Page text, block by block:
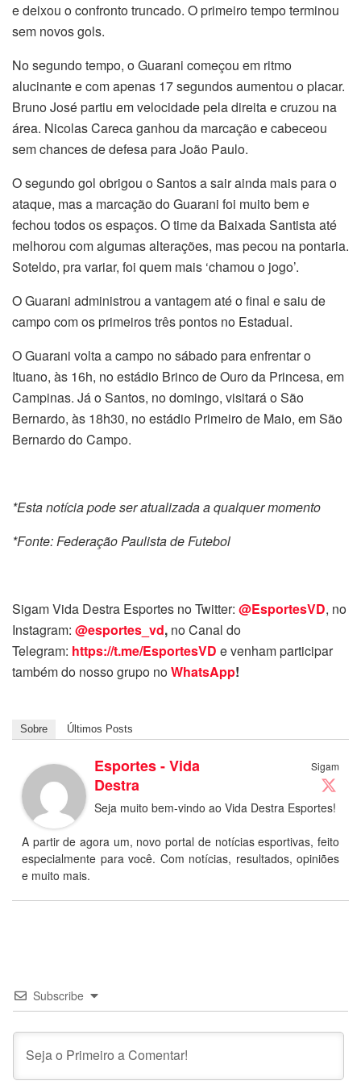
e deixou o confronto truncado. O primeiro tempo terminou
sem novos gols.
No segundo tempo, o Guarani começou em ritmo
alucinante e com apenas 17 segundos aumentou o placar.
Bruno José partiu em velocidade pela direita e cruzou na
área. Nicolas Careca ganhou da marcação e cabeceou
sem chances de defesa para João Paulo.
O segundo gol obrigou o Santos a sair ainda mais para o
ataque, mas a marcação do Guarani foi muito bem e
fechou todos os espaços. O time da Baixada Santista até
melhorou com algumas alterações, mas pecou na pontaria.
Soteldo, pra variar, foi quem mais ‘chamou o jogo’.
O Guarani administrou a vantagem até o final e saiu de
campo com os primeiros três pontos no Estadual.
O Guarani volta a campo no sábado para enfrentar o
Ituano, às 16h, no estádio Brinco de Ouro da Princesa, em
Campinas. Já o Santos, no domingo, visitará o São
Bernardo, às 18h30, no estádio Primeiro de Maio, em São
Bernardo do Campo.
*Esta notícia pode ser atualizada a qualquer momento
*Fonte: Federação Paulista de Futebol
Sigam Vida Destra Esportes no Twitter: @EsportesVD, no
Instagram: @esportes_vd, no Canal do
Telegram: https://t.me/EsportesVD e venham participar
também do nosso grupo noWhatsApp!
Sobre Últimos Posts
Sigam
Esportes - Vida
Destra
Seja muito bem-vindo ao Vida Destra Esportes!
A partir de agora um, novo portal de notícias esportivas, feito
especialmente para você. Com notícias, resultados, opiniões
e muito mais.
Subscribe